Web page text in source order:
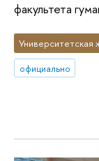
факультета
Университетская
официально